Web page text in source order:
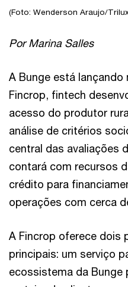
(Foto: Wenderson Araujo/
Por Marina Salles
A Bunge está
Fincrop, fintech
acesso do produtor
análise de critérios
central das avaliações
contará com recursos
crédito para
operações com cerca
A Fincrop oferece dois
principais: um serviço
ecossistema da Bunge